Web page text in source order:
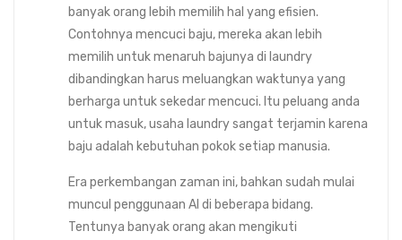
banyak orang lebih memilih hal yang efisien.
Contohnya mencuci baju, mereka akan lebih
memilih untuk menaruh bajunya di laundry
dibandingkan harus meluangkan waktunya yang
berharga untuk sekedar mencuci. Itu peluang anda
untuk masuk, usaha laundry sangat terjamin karena
baju adalah kebutuhan pokok setiap manusia.
Era perkembangan zaman ini, bahkan sudah mulai
muncul penggunaan AI di beberapa bidang.
Tentunya banyak orang akan mengikuti